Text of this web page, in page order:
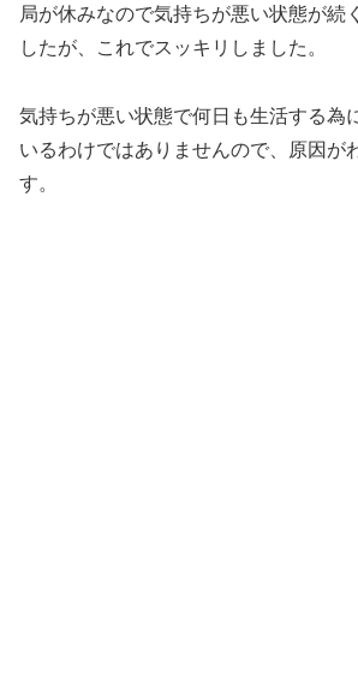
局が休みなので気持ちが悪い状態が続
したが、これでスッキリしました。
気持ちが悪い状態で何日も生活する為
いるわけではありませんので、原因が
す。